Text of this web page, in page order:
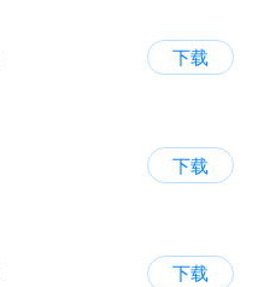
下载
下载
下载